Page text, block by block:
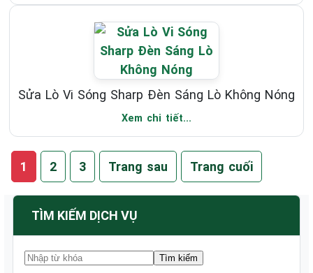
Sửa Lò Vi Sóng Sharp Đèn Sáng Lò Không Nóng
Xem chi tiết...
1 2 3 Trang sau Trang cuối
TÌM KIẾM DỊCH VỤ